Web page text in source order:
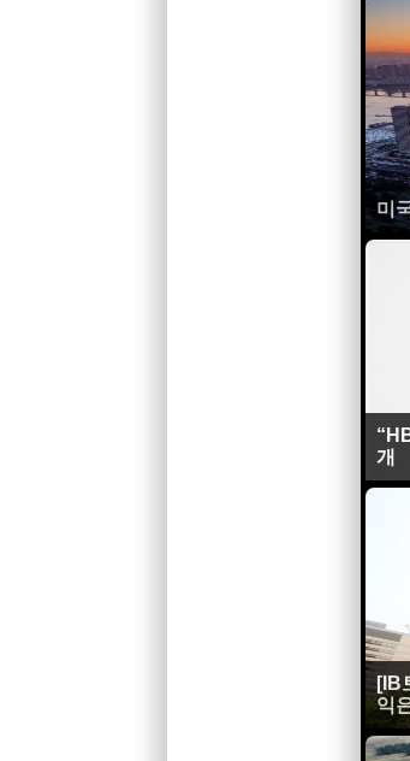
미
개
[IB
익